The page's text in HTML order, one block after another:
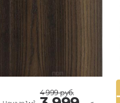
4 999руб. -